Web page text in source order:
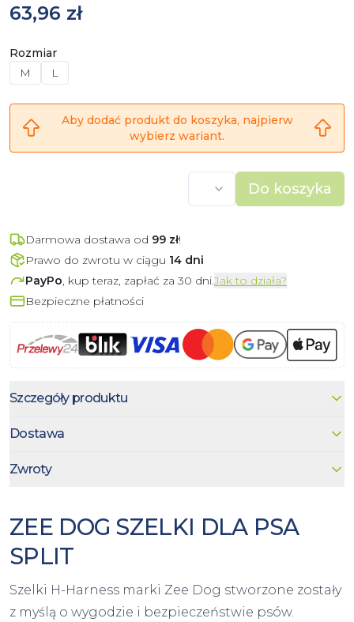
63,96 zł
Rozmiar
M
L
Aby dodać produkt do koszyka, najpierw
wybierz wariant.
Do koszyka
Darmowa dostawa od 99 zł!
Prawo do zwrotu w ciągu 14 dni
PayPo, kup teraz, zapłać za 30 dni.Jak to działa?
Bezpieczne płatności
Szczegóły produktu
Dostawa
Zwroty
ZEE DOG SZELKI DLA PSA
SPLIT
Szelki H-Harness marki Zee Dog stworzone zostały
z myślą o wygodzie i bezpieczeństwie psów.